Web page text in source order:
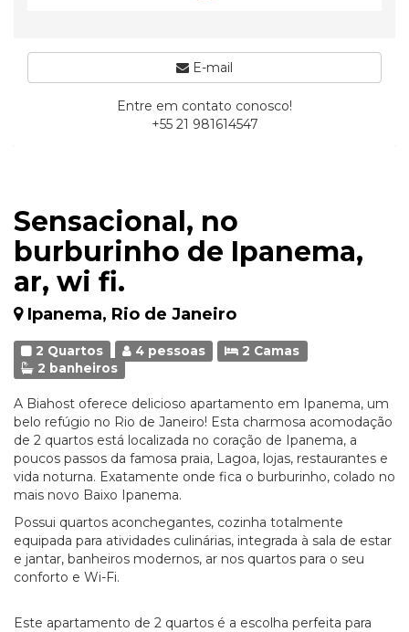
Sensacional, no
burburinho de Ipanema,
ar, wi fi.
Ipanema, Rio de Janeiro
2 Quartos 4 pessoas
2 Camas
2 banheiros
A Biahost oferece delicioso apartamento em Ipanema, um
belo refúgio no Rio de Janeiro! Esta charmosa acomodação
de 2 quartos está localizada no coração de Ipanema, a
poucos passos da famosa praia, Lagoa, lojas, restaurantes e
vida noturna. Exatamente onde fica o burburinho, colado no
mais novo Baixo Ipanema.
Possui quartos aconchegantes, cozinha totalmente
equipada para atividades culinárias, integrada à sala de estar
e jantar, banheiros modernos, ar nos quartos para o seu
conforto e Wi-Fi.
Este apartamento de 2 quartos é a escolha perfeita para
E-mail
Entre em contato conosco!
+55 21 981614547